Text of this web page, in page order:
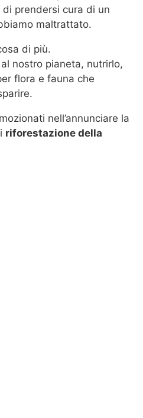
prendersi cura di un
maltrattato.
di più.
nostro pianeta, nutrirlo,
flora e fauna che
nell’annunciare la
riforestazione della